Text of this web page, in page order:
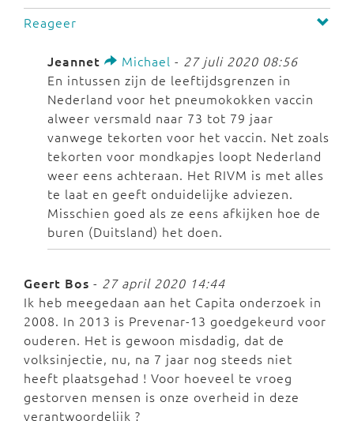
Reageer
Jeannet Michael - 27 juli 2020 08:56
En intussen zijn de leeftijdsgrenzen in
Nederland voor het pneumokokken vaccin
alweer versmald naar 73 tot 79 jaar
vanwege tekorten voor het vaccin. Net zoals
tekorten voor mondkapjes loopt Nederland
weer eens achteraan. Het RIVM is met alles
te laat en geeft onduidelijke adviezen.
Misschien goed als ze eens afkijken hoe de
buren (Duitsland) het doen.
Geert Bos - 27 april 2020 14:44
Ik heb meegedaan aan het Capita onderzoek in
2008. In 2013 is Prevenar-13 goedgekeurd voor
ouderen. Het is gewoon misdadig, dat de
volksinjectie, nu, na 7 jaar nog steeds niet
heeft plaatsgehad ! Voor hoeveel te vroeg
gestorven mensen is onze overheid in deze
verantwoordelijk ?